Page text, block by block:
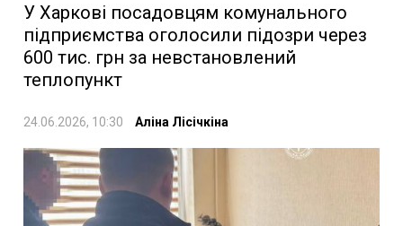
У Харкові посадовцям комунального
підприємства оголосили підозри через
600 тис. грн за невстановлений
теплопункт
24.06.2026, 10:30 Аліна Лісічкіна